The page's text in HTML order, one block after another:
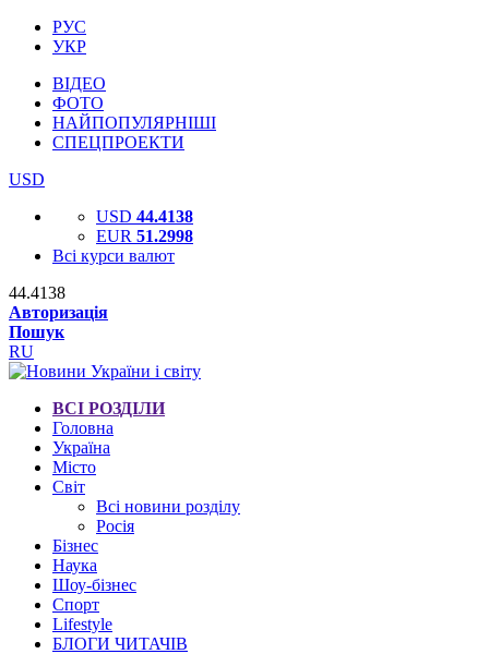
РУС
УКР
ВІДЕО
ФОТО
НАЙПОПУЛЯРНІШІ
СПЕЦПРОЕКТИ
USD
USD 44.4138
EUR 51.2998
Всі курси валют
44.4138
Авторизація
Пошук
RU
ВСІ РОЗДІЛИ
Головна
Україна
Місто
Світ
Всі новини розділу
Росія
Бізнес
Наука
Шоу-бізнес
Спорт
Lifestyle
БЛОГИ ЧИТАЧІВ